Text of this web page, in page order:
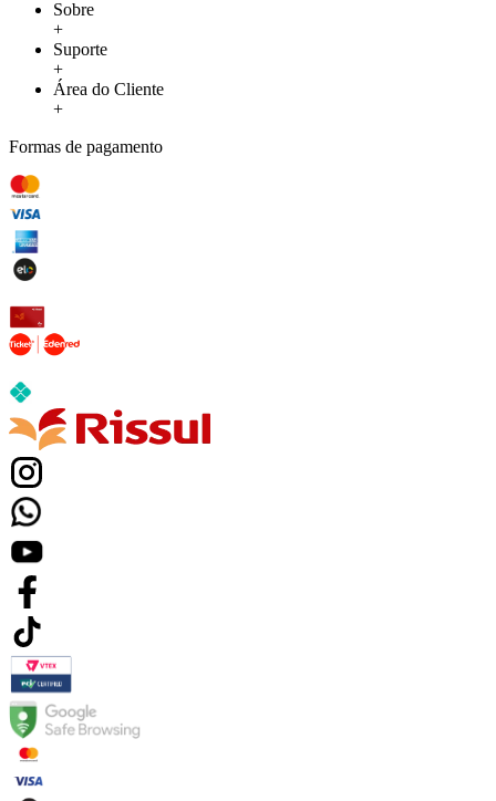
Sobre
+
Suporte
+
Área do Cliente
+
Formas de pagamento